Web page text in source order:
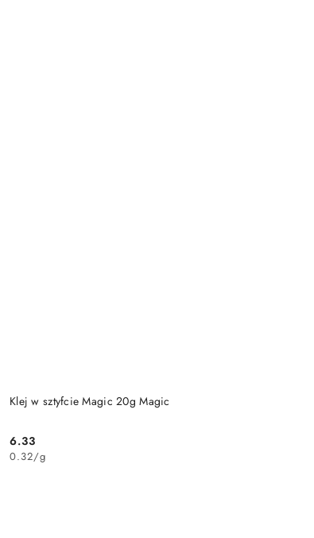
Klej w sztyfcie Magic 20g Magic
Cena:
6.33
0.32/g